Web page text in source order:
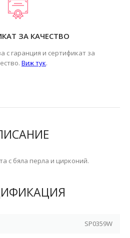
ЗА КАЧЕСТВО
с гаранция и сертификат за
Виж тук.
с бяла перла и цирконий.
SP0359W